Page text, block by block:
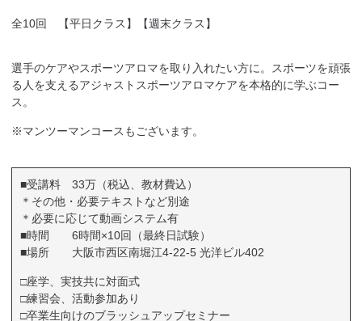
全10回 【平日クラス】【週末クラス】
選手のケアやスポーツアロマを取り入れたい方に。スポーツを頑張
る人を支えるアジャストスポーツアロマケアを本格的に学ぶコー
ス。
※マンツーマンコースもございます。
■受講料 33万（税込、教材費込）
＊その他・必要テキストなど別途
＊必要に応じて動画システム有
■時間 6時間×10回（最終日試験）
■場所 大阪市西区南堀江4-22-5 光洋ビル402
□座学、実技共に対面式
□練習会、活動参加あり
□卒業生向けのブラッシュアップセミナー